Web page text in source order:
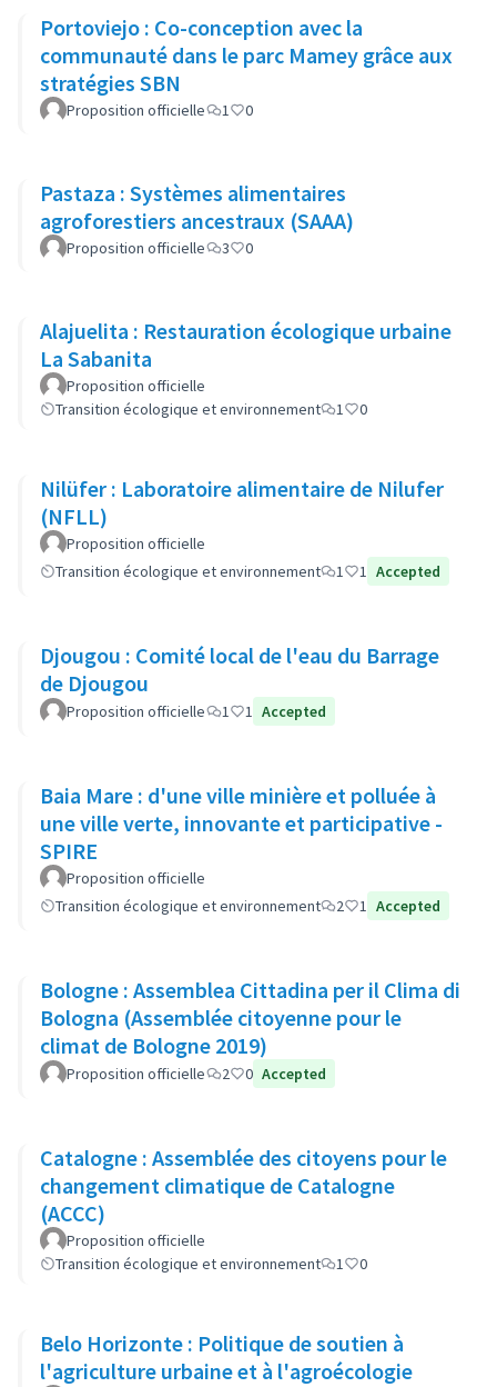
Portoviejo : Co-conception avec la
communauté dans le parc Mamey grâce aux
stratégies SBN
Proposition officielle 1 0
Pastaza : Systèmes alimentaires
agroforestiers ancestraux (SAAA)
Proposition officielle 3 0
Alajuelita : Restauration écologique urbaine
La Sabanita
Proposition officielle
Transition écologique et environnement
1 0
Nilüfer : Laboratoire alimentaire de Nilufer
(NFLL)
Proposition officielle
Transition écologique et environnement
1 1 Accepted
Djougou : Comité local de l'eau du Barrage
de Djougou
Proposition officielle 1 1 Accepted
Baia Mare : d'une ville minière et polluée à
une ville verte, innovante et participative -
SPIRE
Proposition officielle
Transition écologique et environnement
2 1 Accepted
Bologne : Assemblea Cittadina per il Clima di
Bologna (Assemblée citoyenne pour le
climat de Bologne 2019)
Proposition officielle 2 0 Accepted
Catalogne : Assemblée des citoyens pour le
changement climatique de Catalogne
(ACCC)
Proposition officielle
Transition écologique et environnement
1 0
Belo Horizonte : Politique de soutien à
l'agriculture urbaine et à l'agroécologie